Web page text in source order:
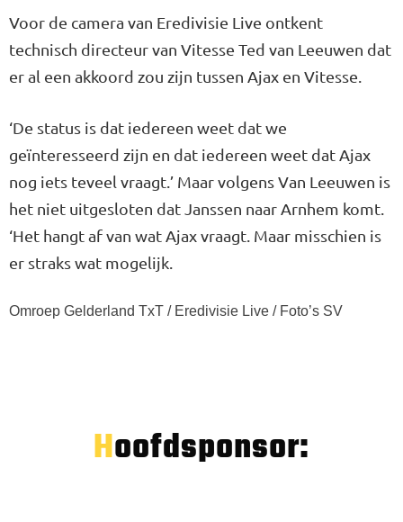
Voor de camera van Eredivisie Live ontkent
technisch directeur van Vitesse Ted van Leeuwen dat
er al een akkoord zou zijn tussen Ajax en Vitesse.
‘De status is dat iedereen weet dat we
geïnteresseerd zijn en dat iedereen weet dat Ajax
nog iets teveel vraagt.’ Maar volgens Van Leeuwen is
het niet uitgesloten dat Janssen naar Arnhem komt.
‘Het hangt af van wat Ajax vraagt. Maar misschien is
er straks wat mogelijk.
Omroep Gelderland TxT / Eredivisie Live / Foto’s SV
Hoofdsponsor: